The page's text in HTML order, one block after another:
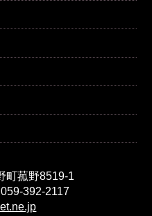
町菰野8519-1
392-2117